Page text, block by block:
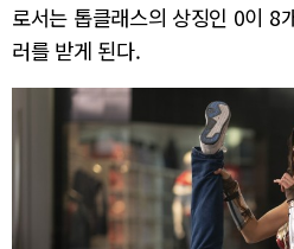
로서는 톱클래스의 상징인 0이 8
러를 받게 된다.